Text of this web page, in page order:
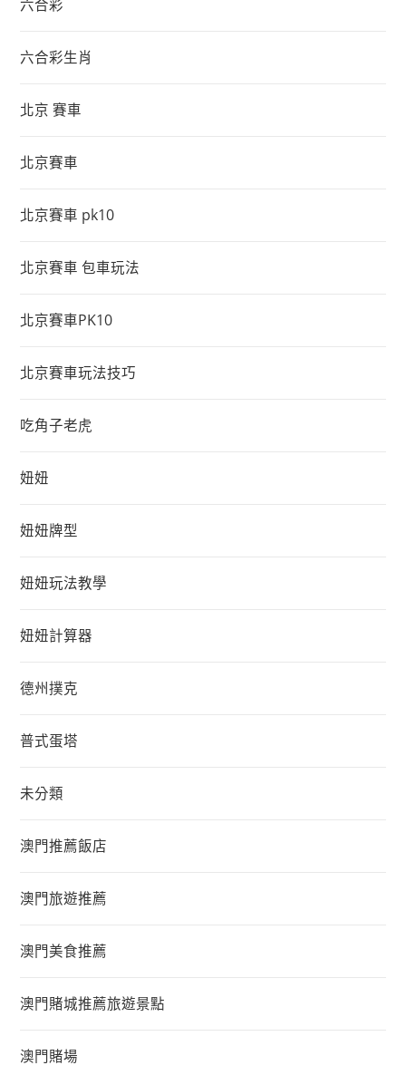
六合彩
六合彩生肖
北京 賽車
北京賽車
北京賽車 pk10
北京賽車 包車玩法
北京賽車PK10
北京賽車玩法技巧
吃角子老虎
妞妞
妞妞牌型
妞妞玩法教學
妞妞計算器
德州撲克
普式蛋塔
未分類
澳門推薦飯店
澳門旅遊推薦
澳門美食推薦
澳門賭城推薦旅遊景點
澳門賭場